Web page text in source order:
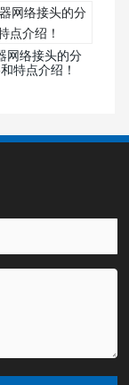
网络接头的分
特点介绍！